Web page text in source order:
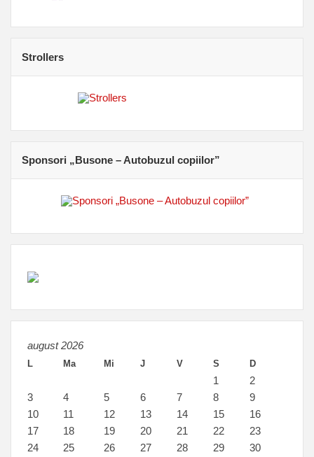
Strollers
Sponsori „Busone – Autobuzul copiilor”
august 2026
L Ma Mi J V S D
1
2
3
4 5 6 7 8
9
10
11 12 13 14 15
16
17
18 19 20 21 22
23
24
25 26 27 28 29
30